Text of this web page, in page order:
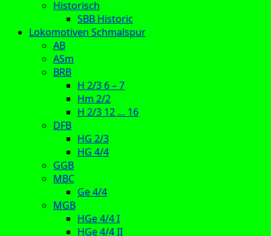
Historisch
SBB Historic
Lokomotiven Schmalspur
AB
ASm
BRB
H 2/3 6 – 7
Hm 2/2
H 2/3 12 … 16
DFB
HG 2/3
HG 4/4
GGB
MBC
Ge 4/4
MGB
HGe 4/4 I
HGe 4/4 II